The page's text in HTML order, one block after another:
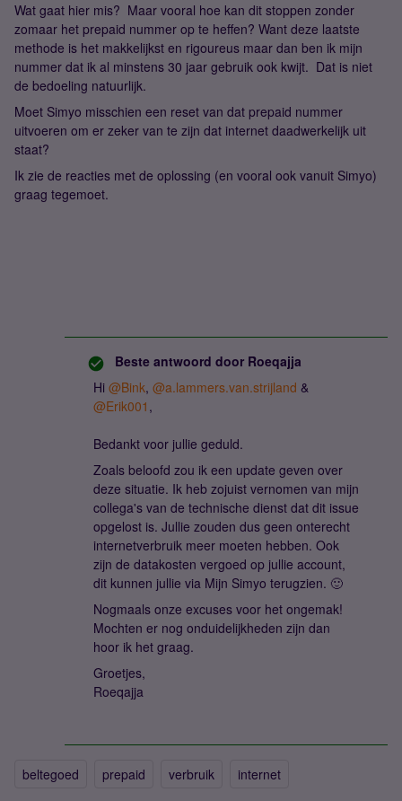
Wat gaat hier mis? Maar vooral hoe kan dit stoppen zonder
zomaar het prepaid nummer op te heffen? Want deze laatste
methode is het makkelijkst en rigoureus maar dan ben ik mijn
nummer dat ik al minstens 30 jaar gebruik ook kwijt. Dat is niet
de bedoeling natuurlijk.
Moet Simyo misschien een reset van dat prepaid nummer
uitvoeren om er zeker van te zijn dat internet daadwerkelijk uit
staat?
Ik zie de reacties met de oplossing (en vooral ook vanuit Simyo)
graag tegemoet.
Beste antwoord door Roeqajja
Hi ​ @Bink, ​ @a.lammers.van.strijland & ​
@Erik001 ,
Bedankt voor jullie geduld.
Zoals beloofd zou ik een update geven over
deze situatie. Ik heb zojuist vernomen van mijn
collega's van de technische dienst dat dit issue
opgelost is. Jullie zouden dus geen onterecht
internetverbruik meer moeten hebben. Ook
zijn de datakosten vergoed op jullie account,
dit kunnen jullie via Mijn Simyo terugzien. 🙂
Nogmaals onze excuses voor het ongemak!
Mochten er nog onduidelijkheden zijn dan
hoor ik het graag.
Groetjes,
Roeqajja
beltegoed prepaid verbruik internet